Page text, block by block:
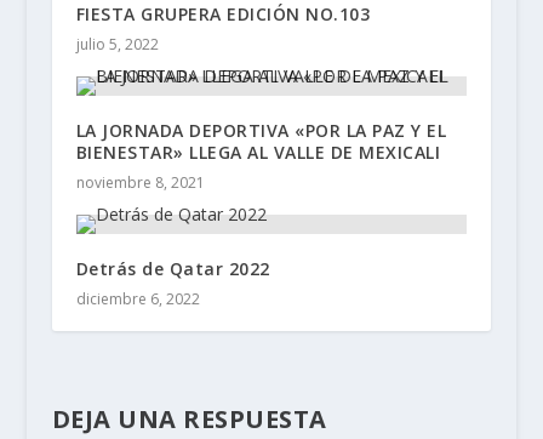
FIESTA GRUPERA EDICIÓN NO.103
julio 5, 2022
LA JORNADA DEPORTIVA «POR LA PAZ Y EL
BIENESTAR» LLEGA AL VALLE DE MEXICALI
noviembre 8, 2021
Detrás de Qatar 2022
diciembre 6, 2022
DEJA UNA RESPUESTA